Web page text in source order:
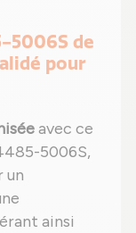
5006S de
pour
avec ce
5006S,
un
ainsi